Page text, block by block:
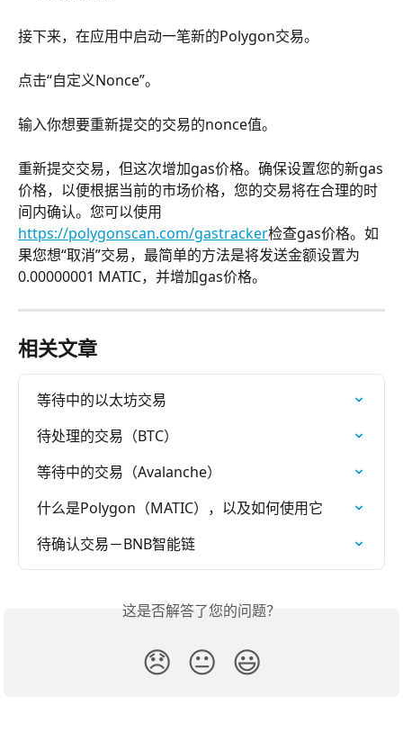
接下来，在应用中启动一笔新的Polygon交易。
点击“自定义Nonce”。
输入你想要重新提交的交易的nonce值。
重新提交交易，但这次增加gas价格。确保设置您的新gas
价格，以便根据当前的市场价格，您的交易将在合理的时
间内确认。您可以使用
https://polygonscan.com/gastracker检查gas价格。如
果您想“取消”交易，最简单的方法是将发送金额设置为
0.00000001 MATIC，并增加gas价格。
相关文章
等待中的以太坊交易
待处理的交易（BTC）
等待中的交易（Avalanche）
什么是Polygon（MATIC），以及如何使用它
待确认交易－BNB智能链
这是否解答了您的问题？
😞 😐 😃